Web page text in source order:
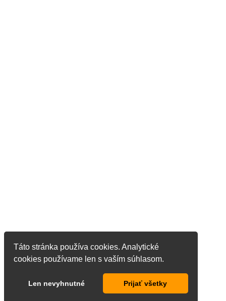
Táto stránka používa cookies. Analytické
cookies používame len s vaším súhlasom.
Len nevyhnutné Prijať všetky